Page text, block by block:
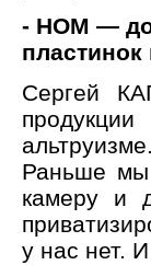
- НОМ —
Сергей
Раньше
камеру и
у нас нет.